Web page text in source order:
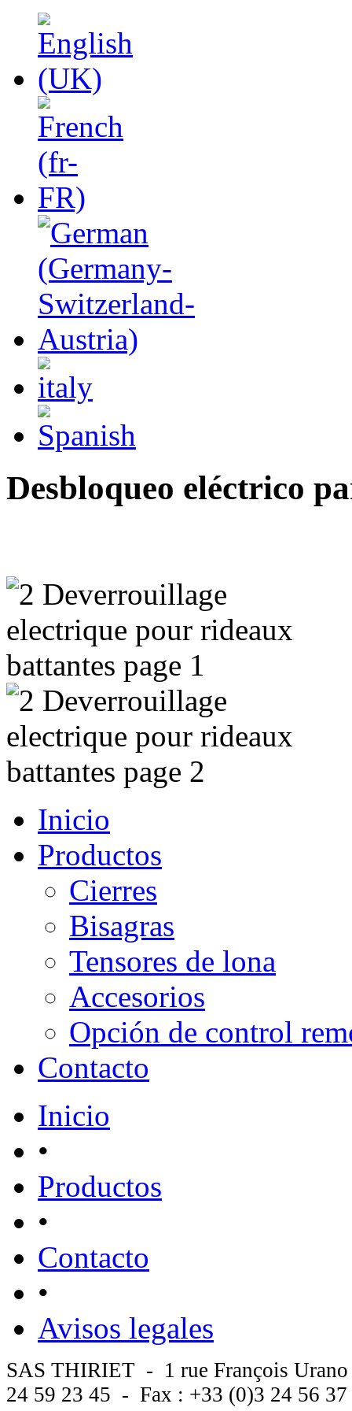
Desbloqueo eléctrico
Inicio
Productos
Cierres
Bisagras
Tensores de lona
Accesorios
Opción de control
Contacto
Inicio
•
Productos
•
Contacto
•
Avisos legales
SAS THIRIET - 1 rue François
24 59 23 45 - Fax : +33 (0)3 24 56